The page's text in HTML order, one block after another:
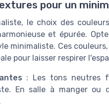
pour un
le choix des
et épurée.
minimaliste. Ces
pour laisser respirer
: Les tons neutres
En salle à manger